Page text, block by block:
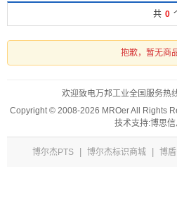
共 0
抱歉，暂无商
欢迎致电万邦工业全国服务热线
Copyright © 2008-2026 MROer All Rights
技术支持:博思
博尔杰PTS | 博尔杰标识商城 | 博